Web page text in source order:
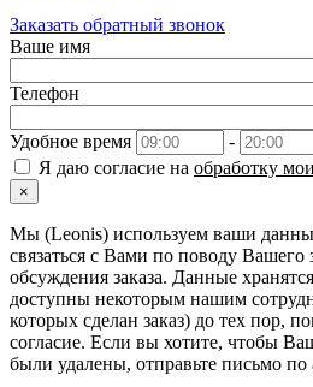
Заказать обратный звонок
Ваше имя
Телефон
Удобное время
-
Я даю согласие на обработку
×
Мы (Leonis) используем ваши
связаться с Вами по поводу Вашего
обсуждения заказа. Данные
доступны некоторым нашим
которых сделан заказ) до тех пор,
согласие. Если вы хотите, чтобы
были удалены, отправьте письмо по